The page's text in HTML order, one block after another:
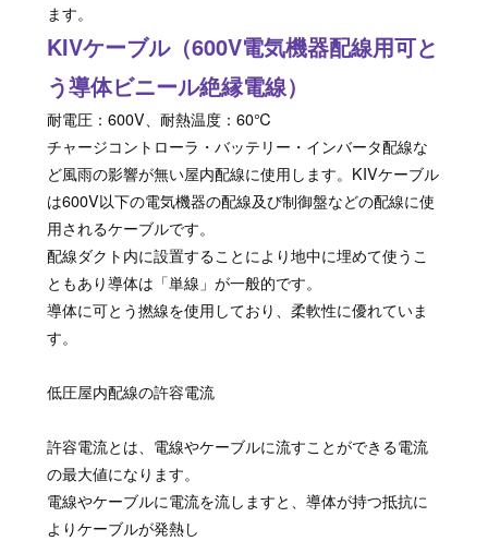
ます。
KIVケーブル（600V電気機器配線用可と
う導体ビニール絶縁電線）
耐電圧：600V、耐熱温度：60℃
チャージコントローラ・バッテリー・インバータ配線な
ど風雨の影響が無い屋内配線に使用します。KIVケーブル
は600V以下の電気機器の配線及び制御盤などの配線に使
用されるケーブルです。
配線ダクト内に設置することにより地中に埋めて使うこ
ともあり導体は「単線」が一般的です。
導体に可とう撚線を使用しており、柔軟性に優れていま
す。
低圧屋内配線の許容電流
許容電流とは、電線やケーブルに流すことができる電流
の最大値になります。
電線やケーブルに電流を流しますと、導体が持つ抵抗に
よりケーブルが発熱し